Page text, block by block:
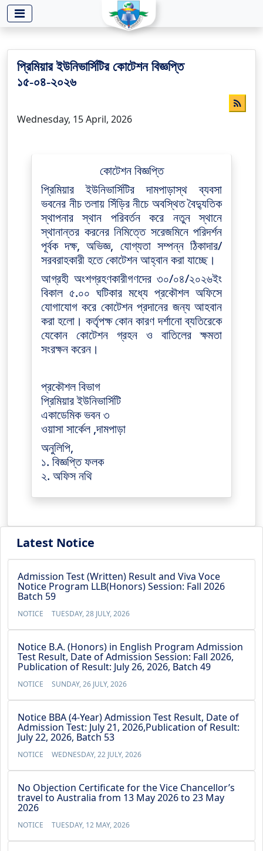
-->
প্রিমিয়ার ইউনিভার্সিটির কোটেশন বিজ্ঞপ্তি
১৫-০৪-২০২৬
Wednesday, 15 April, 2026
কোটেশন বিজ্ঞপ্তি
প্রিমিয়ার ইউনিভার্সিটির দামপাড়াস্থ ব্যবসা
ভবনের নীচ তলায় সিঁড়ির নীচে অবস্থিত বৈদ্যুতিক
স্থাপনার স্থান পরিবর্তন করে নতুন স্থানে
স্থানান্তর করনের নিমিত্তে সরেজমিনে পরিদর্শন
পূর্বক দক্ষ, অভিজ্ঞ, যোগ্যতা সম্পন্ন ঠিকাদার/
সরবরাহকারী হতে কোটেশন আহ্বান করা যাচ্ছে।
আগ্রহী অংশগ্রহণকারীগণদের ৩০/০৪/২০২৬ইং
বিকাল ৫.০০ ঘটিকার মধ্যে প্রকৌশল অফিসে
যোগাযোগ করে কোটেশন প্রদানের জন্য আহবান
করা হলো। কর্তৃপক্ষ কোন কারণ দর্শানো ব্যতিরেকে
যেকোন কোটেশন গ্রহন ও বাতিলের ক্ষমতা
সংরক্ষন করেন।
প্রকৌশল বিভাগ
প্রিমিয়ার ইউনিভার্সিটি
একাডেমিক ভবন ৩
ওয়াসা সার্কেল ,দামপাড়া
অনুলিপি,
১. বিজ্ঞপ্তি ফলক
২. অফিস নথি
Latest Notice
Admission Test (Written) Result and Viva Voce
Notice Program LLB(Honors) Session: Fall 2026
Batch 59
NOTICE TUESDAY, 28 JULY, 2026
Notice B.A. (Honors) in English Program Admission
Test Result, Date of Admission Session: Fall 2026,
Publication of Result: July 26, 2026, Batch 49
NOTICE SUNDAY, 26 JULY, 2026
Notice BBA (4-Year) Admission Test Result, Date of
Admission Test: July 21, 2026,Publication of Result:
July 22, 2026, Batch 53
NOTICE WEDNESDAY, 22 JULY, 2026
No Objection Certificate for the Vice Chancellor’s
travel to Australia from 13 May 2026 to 23 May
2026
NOTICE TUESDAY, 12 MAY, 2026